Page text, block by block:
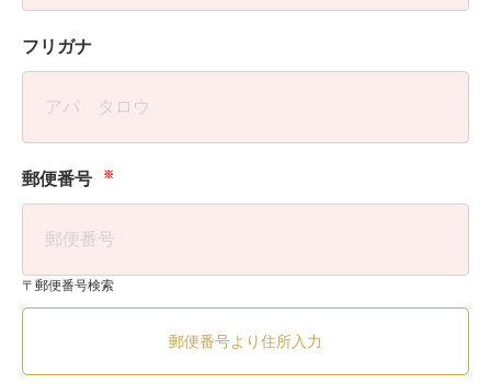
フリガナ
郵便番号 ※
〒郵便番号検索
郵便番号より住所入力